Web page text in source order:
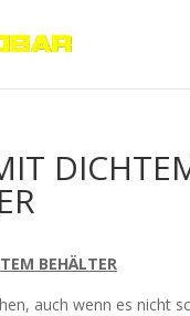
BEHÄLTER
auch wenn es nicht